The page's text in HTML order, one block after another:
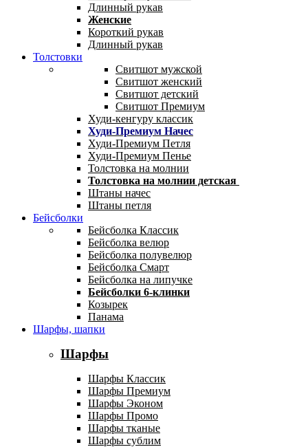
Длинный рукав
Женские
Короткий рукав
Длинный рукав
Толстовки
Свитшот мужской
Свитшот женский
Свитшот детский
Свитшот Премиум
Худи-кенгуру классик
Худи-Премиум Начес
Худи-Премиум Петля
Худи-Премиум Пенье
Толстовка на молнии
Толстовка на молнии детская
Штаны начес
Штаны петля
Бейсболки
Бейсболка Классик
Бейсболка велюр
Бейсболка полувелюр
Бейсболка Смарт
Бейсболка на липучке
Бейсболки 6-клинки
Козырек
Панама
Шарфы, шапки
Шарфы
Шарфы Классик
Шарфы Премиум
Шарфы Эконом
Шарфы Промо
Шарфы тканые
Шарфы сублим